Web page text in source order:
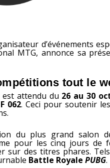
d’événements
MTG, annonce sa
tout le
est attendu du 26 au 30
062. Ceci pour soutenir
du plus grand salon
pour les cinq jours de
sur des titres phares.
Battle RoyalePUBG.